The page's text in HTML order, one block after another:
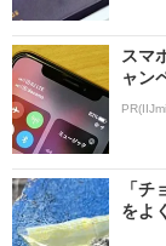
スマ
ャン
「
をよ